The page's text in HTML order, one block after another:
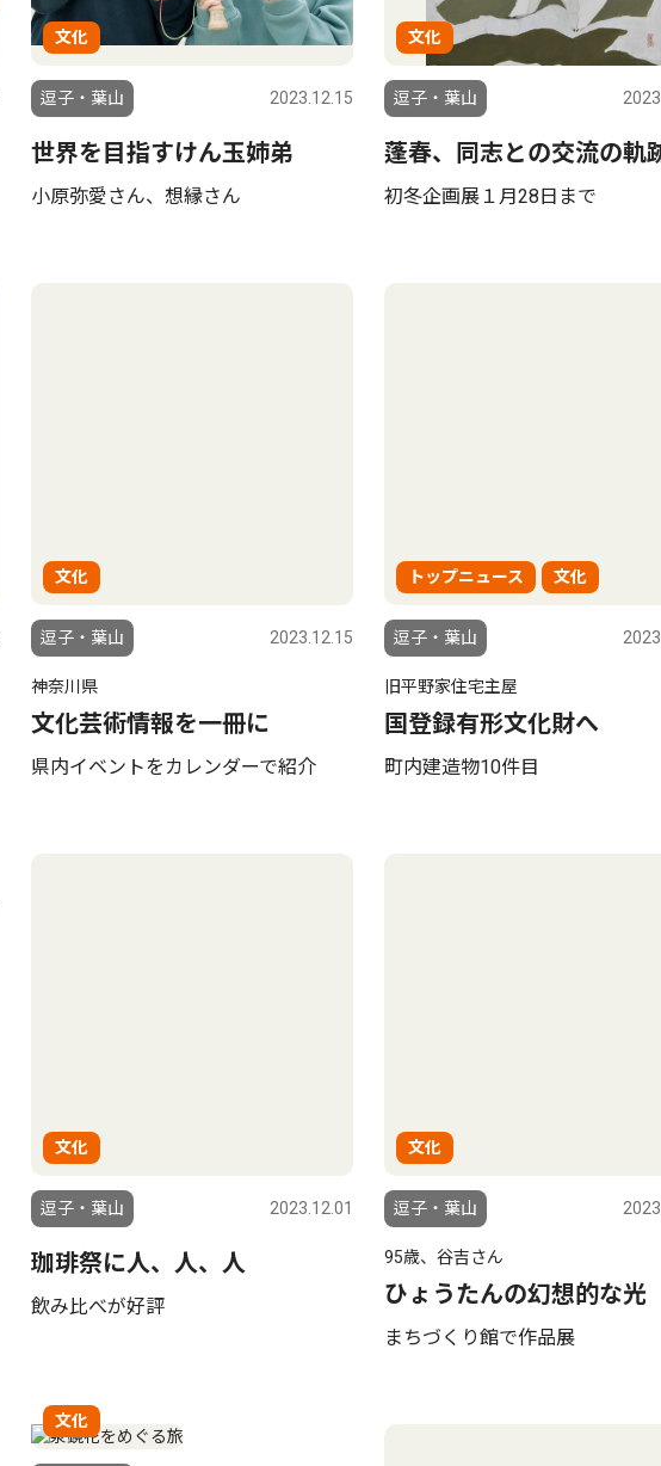
文化
逗子・葉山 2023.12.15
世界を目指すけん玉姉弟
小原弥愛さん、想縁さん
文化
逗子・葉山
蓬春、同志との交流の軌
初冬企画展１月28日まで
文化
逗子・葉山 2023.12.15
神奈川県
文化芸術情報を一冊に
県内イベントをカレンダーで紹介
トップニュース 文化
逗子・葉山
旧平野家住宅主屋
国登録有形文化財へ
町内建造物10件目
文化
逗子・葉山 2023.12.01
珈琲祭に人、人、人
飲み比べが好評
文化
逗子・葉山
95歳、谷吉さん
ひょうたんの幻想的な光
まちづくり館で作品展
文化